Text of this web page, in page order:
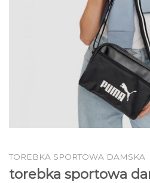
TOREBKA SPORTOWA DAMSKA
torebka sportowa